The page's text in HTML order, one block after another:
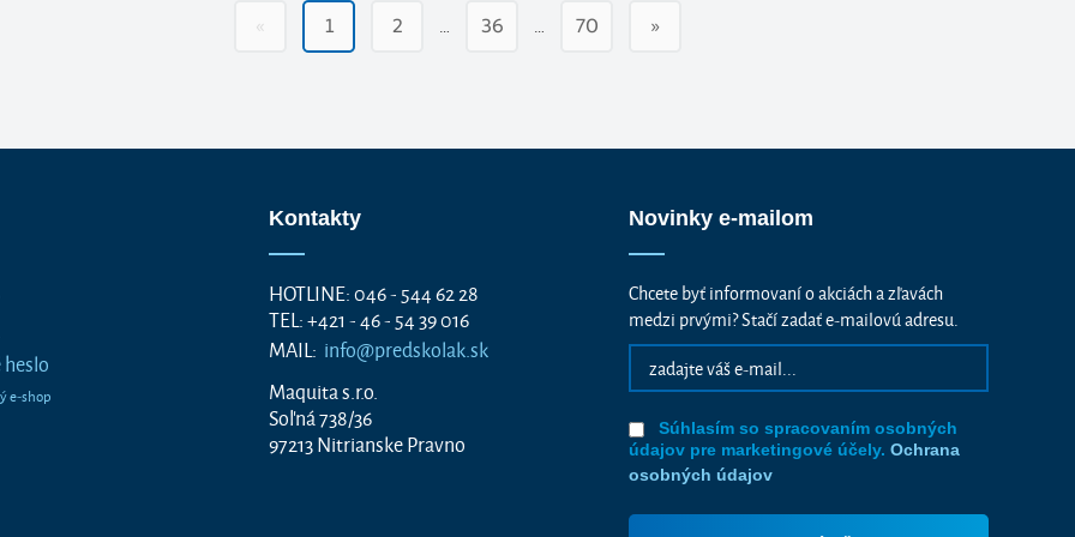
« 1 2 … 36 … 70 »
Kontakty
HOTLINE: 046 - 544 62 28
TEL: +421 - 46 - 54 39 016
MAIL: info@predskolak.sk
Maquita s.r.o.
Soľná 738/36
97213 Nitrianske Pravno
Novinky e-mailom
Chcete byť informovaní o akciách a zľavách
medzi prvými? Stačí zadať e-mailovú adresu.
Súhlasím so spracovaním osobných
údajov pre marketingové účely. Ochrana
osobných údajov